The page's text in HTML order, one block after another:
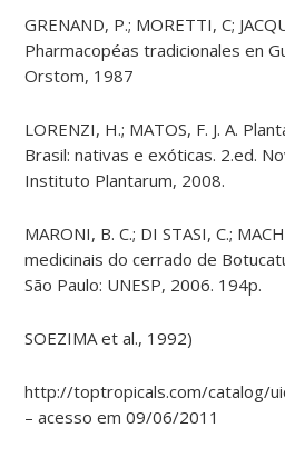
GRENAND, P.; MORETTI, C;
Pharmacopéas tradicionales en
Orstom, 1987
LORENZI, H.; MATOS, F. J. A.
Brasil: nativas e exóticas. 2.ed.
Instituto Plantarum, 2008.
MARONI, B. C.; DI STASI, C.;
medicinais do cerrado de
São Paulo: UNESP, 2006. 194p.
SOEZIMA et al., 1992)
http://toptropicals.com/catalog/
– acesso em 09/06/2011